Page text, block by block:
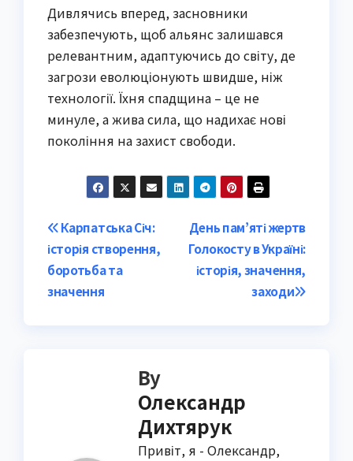
Дивлячись вперед, засновники
забезпечують, щоб альянс залишався
релевантним, адаптуючись до світу, де
загрози еволюціонують швидше, ніж
технології. Їхня спадщина – це не
минуле, а жива сила, що надихає нові
покоління на захист свободи.
Post
navigation
День пам’яті жертв
Голокосту в Україні:
історія, значення,
заходи
Карпатська Січ:
історія створення,
боротьба та
значення
By
Олександр
Дихтярук
Привіт, я - Олександр,